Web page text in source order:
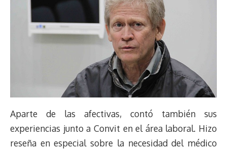
Aparte de las afectivas, contó también sus
experiencias junto a Convit en el área laboral. Hizo
reseña en especial sobre la necesidad del médico